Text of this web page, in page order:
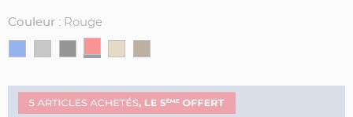
Couleur : Rouge